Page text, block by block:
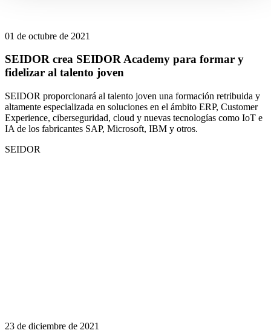
01 de octubre de 2021
SEIDOR crea SEIDOR Academy para formar y
fidelizar al talento joven
SEIDOR proporcionará al talento joven una formación retribuida y
altamente especializada en soluciones en el ámbito ERP, Customer
Experience, ciberseguridad, cloud y nuevas tecnologías como IoT e
IA de los fabricantes SAP, Microsoft, IBM y otros.
SEIDOR
23 de diciembre de 2021